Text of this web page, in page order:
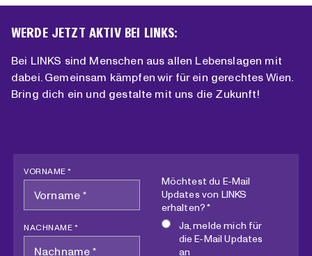
KPÖ
der
Wien-
Wahl
2025
WERDE JETZT AKTIV BEI LINKS:
Bei LINKS sind Menschen aus allen Lebenslagen mit
dabei. Gemeinsam kämpfen wir für ein gerechtes Wien.
Bring dich ein und gestalte mit uns die Zukunft!
VORNAME *
NACHNAME *
Möchtest du E-Mail
Updates von LINKS
erhalten? *
Ja, melde mich für
die E-Mail Updates
an